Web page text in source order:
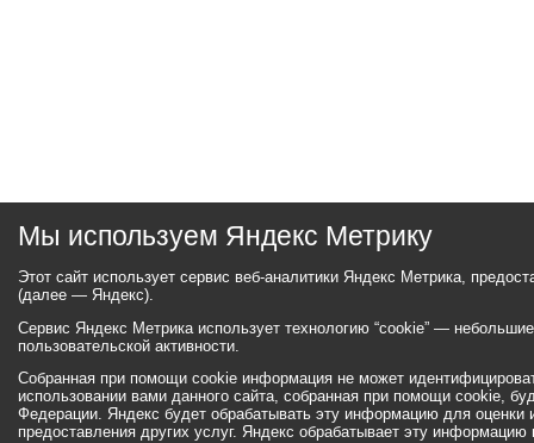
Мы используем Яндекс Метрику
Этот сайт использует сервис веб-аналитики Яндекс Метрика,
(далее — Яндекс).
Сервис Яндекс Метрика использует технологию “cookie” —
пользовательской активности.
Собранная при помощи cookie информация не может
использовании вами данного сайта, собранная при помощи cookie,
Федерации. Яндекс будет обрабатывать эту информацию для оценки
предоставления других услуг. Яндекс обрабатывает эту